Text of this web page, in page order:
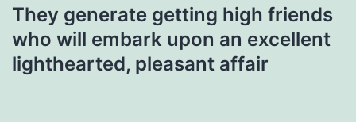
They generate getting high friends
who will embark upon an excellent
lighthearted, pleasant affair